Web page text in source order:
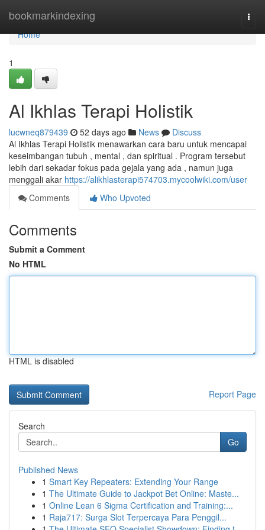
bookmarkindexing
Home
Home
1
Al Ikhlas Terapi Holistik
lucwneq879439 52 days ago News
Discuss
Al Ikhlas Terapi Holistik menawarkan cara baru untuk mencapai
keseimbangan tubuh , mental , dan spiritual . Program tersebut
lebih dari sekadar fokus pada gejala yang ada , namun juga
menggali akar https://alikhlasterapi574703.mycoolwiki.com/user
Comments
Who Upvoted
Comments
Submit a Comment
No HTML
HTML is disabled
Report Page
Search
Go
Published News
1 Smart Key Repeaters: Extending Your Range
1 The Ultimate Guide to Jackpot Bet Online: Maste...
1 Online Lean 6 Sigma Certification and Training:...
1 Raja717: Surga Slot Terpercaya Para Penggil...